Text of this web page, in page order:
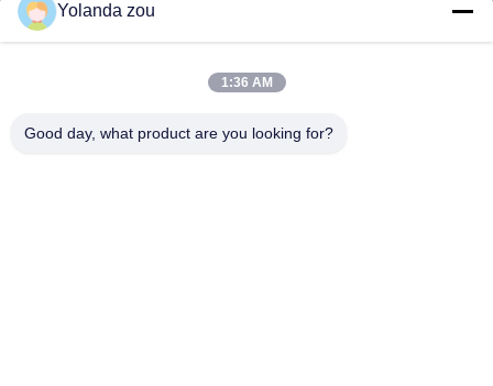
Haus
Fabrik-Ausflug
Yolanda zou
1:36 AM
Good day, what product are you looking for?